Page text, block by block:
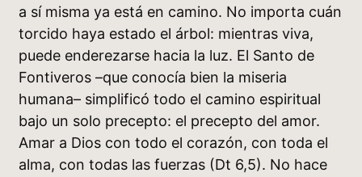
a sí misma ya está en camino. No importa cuán
torcido haya estado el árbol: mientras viva,
puede enderezarse hacia la luz. El Santo de
Fontiveros –que conocía bien la miseria
humana– simplificó todo el camino espiritual
bajo un solo precepto: el precepto del amor.
Amar a Dios con todo el corazón, con toda el
alma, con todas las fuerzas (Dt 6,5). No hace